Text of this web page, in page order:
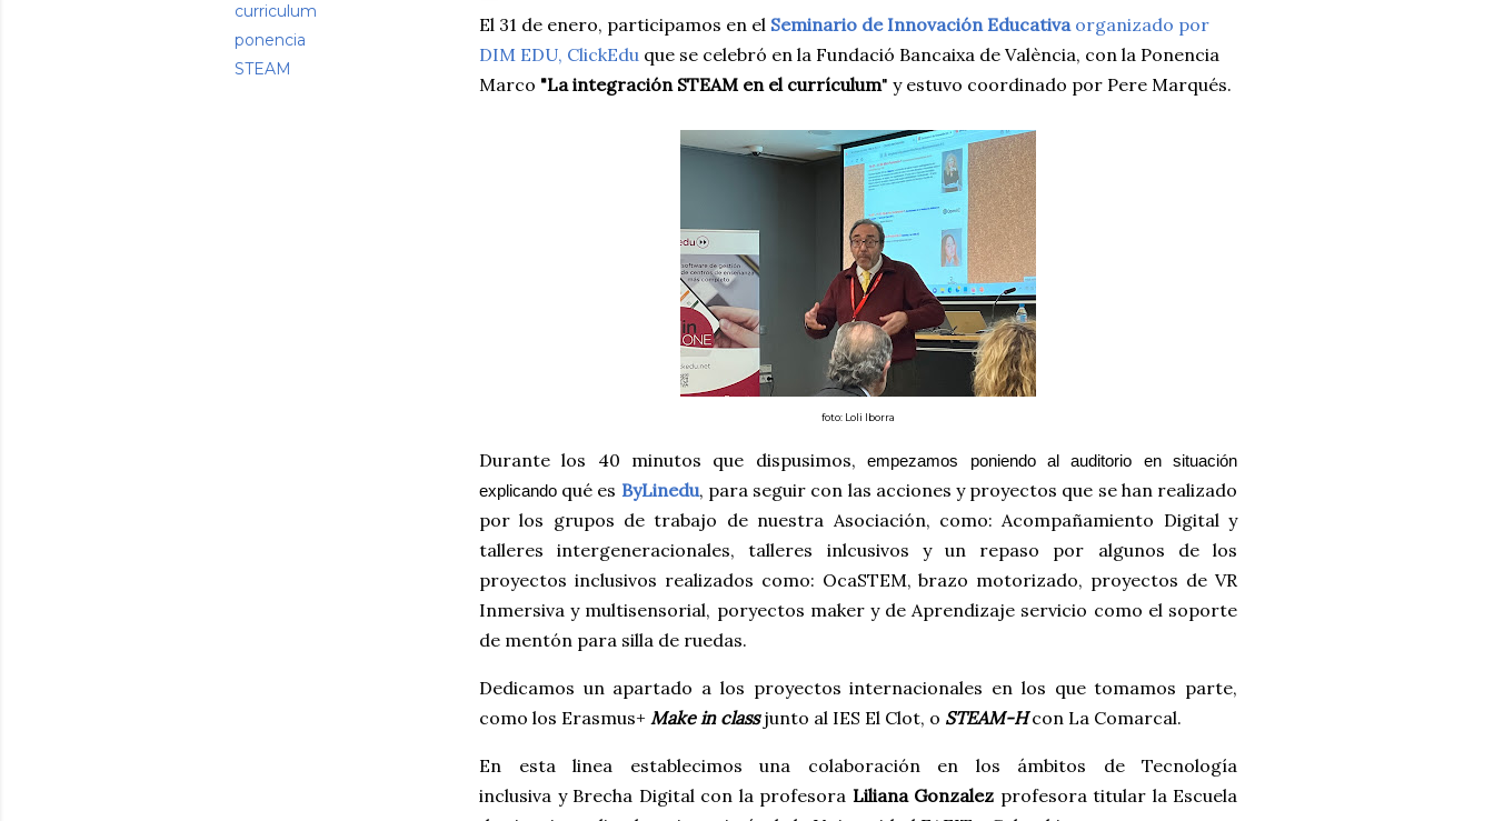
curriculum
ponencia
STEAM
El 31 de enero, participamos en el Seminario de Innovación Educativaorganizado por
DIM EDU, ClickEdu que se celebró en la Fundació Bancaixa de València, con la Ponencia
Marco "La integración STEAM en el currículum" y estuvo coordinado por Pere Marqués.
foto: Loli Iborra
Durante los 40 minutos que dispusimos,empezamos poniendo al auditorio en situación
explicando qué es ByLinedu, para seguir con las acciones y proyectos que se han realizado
por los grupos de trabajo de nuestra Asociación, como: Acompañamiento Digital y
talleres intergeneracionales, talleres inlcusivos y un repaso por algunos de los
proyectos inclusivos realizados como: OcaSTEM, brazo motorizado, proyectos de VR
Inmersiva y multisensorial, poryectos maker y de Aprendizaje servicio como el soporte
de mentón para silla de ruedas.
Dedicamos un apartado a los proyectos internacionales en los que tomamos parte,
como los Erasmus+ Make in classjunto al IES El Clot, o STEAM-Hcon La Comarcal.
En esta linea establecimos una colaboración en los ámbitos de Tecnología
inclusiva y Brecha Digital con la profesora Liliana Gonzalez profesora titular la Escuela